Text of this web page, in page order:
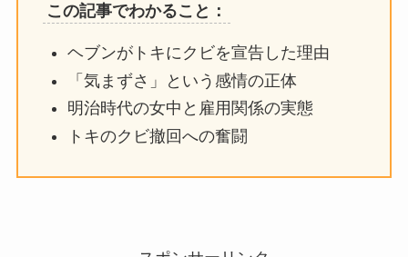
この記事でわかること：
ヘブンがトキにクビを宣告した理由
「気まずさ」という感情の正体
明治時代の女中と雇用関係の実態
トキのクビ撤回への奮闘